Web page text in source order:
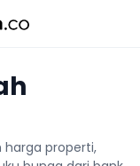
harga properti,